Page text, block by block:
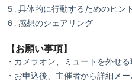
５. 具体的に行動するためのヒント
６. 感想のシェアリング
【お願い事項】
・カメラオン、ミュートを外せ
・お申込後、主催者から詳細メ